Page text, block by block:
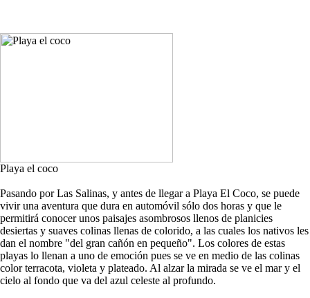
Playa el coco
Pasando por Las Salinas, y antes de llegar a Playa El Coco, se puede
vivir una aventura que dura en automóvil sólo dos horas y que le
permitirá conocer unos paisajes asombrosos llenos de planicies
desiertas y suaves colinas llenas de colorido, a las cuales los nativos les
dan el nombre "del gran cañón en pequeño". Los colores de estas
playas lo llenan a uno de emoción pues se ve en medio de las colinas
color terracota, violeta y plateado. Al alzar la mirada se ve el mar y el
cielo al fondo que va del azul celeste al profundo.